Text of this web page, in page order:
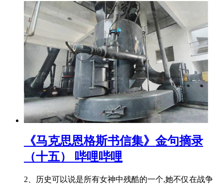
《马克思恩格斯书信集》金句摘录
（十五） 哔哩哔哩
2、历史可以说是所有女神中残酷的一个,她不仅在战争